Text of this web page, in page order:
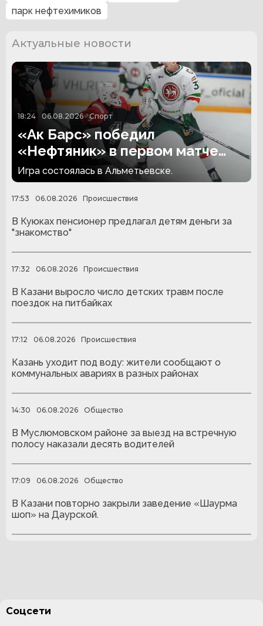
парк нефтехимиков
Актуальные новости
18:24 06.08.2026 Спорт
«Ак Барс» победил
«Нефтяник» в первом матче
сезона
Игра состоялась в Альметьевске.
17:53 06.08.2026 Происшествия
В Куюках пенсионер предлагал детям деньги за
"знакомство"
17:32 06.08.2026 Происшествия
В Казани выросло число детских травм после
поездок на питбайках
17:12 06.08.2026 Происшествия
Казань уходит под воду: жители сообщают о
коммунальных авариях в разных районах
14:30 06.08.2026 Общество
В Муслюмовском районе за выезд на встречную
полосу наказали десять водителей
17:09 06.08.2026 Общество
В Казани повторно закрыли заведение «Шаурма
шоп» на Даурской.
Соцсети